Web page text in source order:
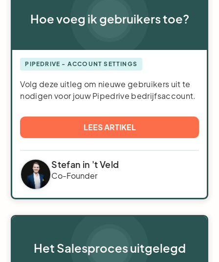
Hoe voeg ik gebruikers toe?
PIPEDRIVE - ACCOUNT SETTINGS
Volg deze uitleg om nieuwe gebruikers uit te
nodigen voor jouw Pipedrive bedrijfsaccount.
LEES ARTIKEL
Stefan in 't Veld
Co-Founder
Het Salesproces uitgelegd